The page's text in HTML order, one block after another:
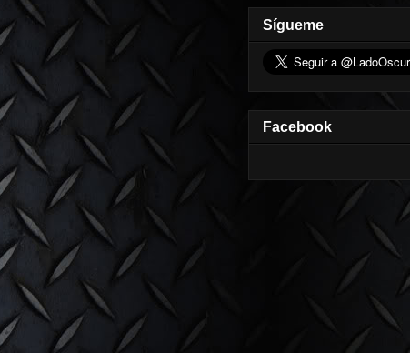
Sígueme
Facebook